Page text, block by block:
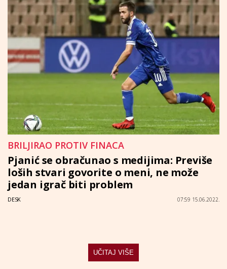
BRILJIRAO PROTIV FINACA
Pjanić se obračunao s medijima: Previše
loših stvari govorite o meni, ne može
jedan igrač biti problem
DESK 07:59 15.06.2022.
UČITAJ VIŠE